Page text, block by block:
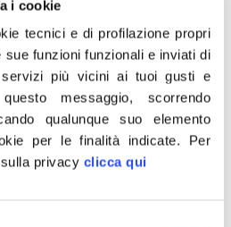
i cookie
tecnici e di profilazione propri
funzioni funzionali e inviati di
servizi più vicini ai tuoi gusti e
messaggio, scorrendo
qualunque suo elemento
per le finalità indicate. Per
privacy clicca qui
del Lavoro rappresenta il